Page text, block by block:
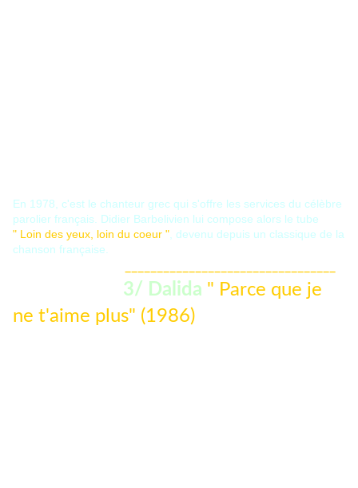
En 1978, c'est le chanteur grec qui s'offre les services du célèbre
parolier français. Didier Barbelivien lui compose alors le tube
" Loin des yeux, loin du coeur " , devenu depuis un classique de la
chanson française.
3/ Dalida " Parce que je
ne t'aime plus" (1986)